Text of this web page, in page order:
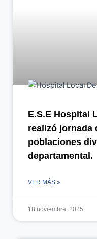
E.S.E Hospital
realizó jornada
poblaciones
departamental.​
VER MÁS »
18 noviembre, 2025